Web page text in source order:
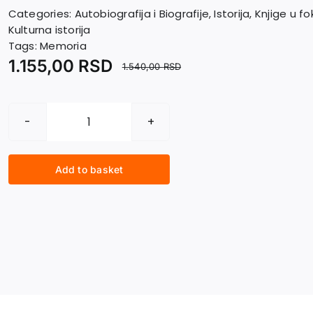
Categories: Autobiografija i Biografije,Istorija, Knjige u
Kulturna istorija
Tags:Memoria
1.540,00RSD
1.155,00 RSD
MOJ
quantity
Add to basket